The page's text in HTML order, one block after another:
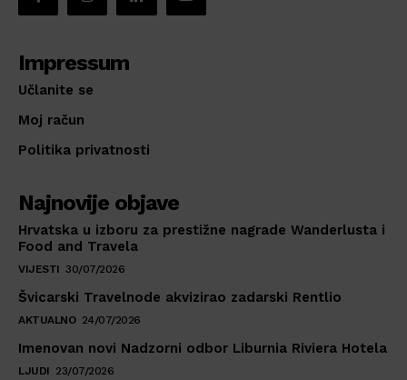
Impressum
Učlanite se
Moj račun
Politika privatnosti
Najnovije objave
Hrvatska u izboru za prestižne nagrade Wanderlusta i
Food and Travela
VIJESTI 30/07/2026
Švicarski Travelnode akvizirao zadarski Rentlio
AKTUALNO 24/07/2026
Imenovan novi Nadzorni odbor Liburnia Riviera Hotela
LJUDI 23/07/2026